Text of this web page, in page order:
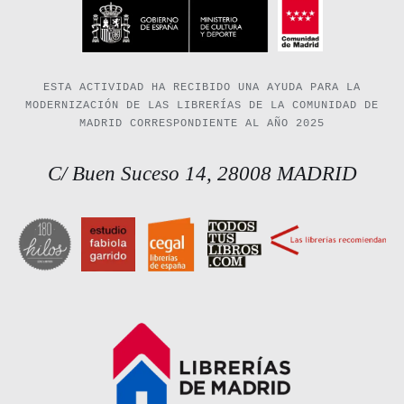
ESTA ACTIVIDAD HA RECIBIDO UNA AYUDA PARA LA
MODERNIZACIÓN DE LAS LIBRERÍAS DE LA COMUNIDAD DE
MADRID CORRESPONDIENTE AL AÑO 2025
C/ Buen Suceso 14, 28008 MADRID